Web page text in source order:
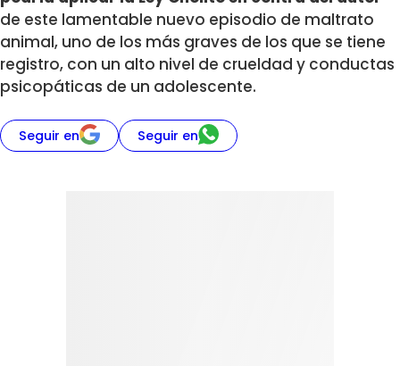
de este lamentable nuevo episodio de maltrato
animal, uno de los más graves de los que se tiene
registro, con un alto nivel de crueldad y conductas
psicopáticas de un adolescente.
Seguir en Seguir en